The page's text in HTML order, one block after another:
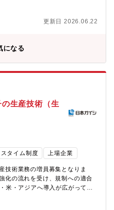
に分析し解決策を導き出す力が
が習得できます。3. コミュニケ
・統計的手法の活用データ解析
5. 迅速な対応力・判断力状況に
が養われます。<<入社後の教育
た研修メニューを通じて、着実
す。さらに、経験豊富な同僚と
知識やノウハウを直接学ぶこと
、あなたの成長をしっかりとサ
セージ>>私たちは、自分たちの
体が一丸となって高い市場品質
境が整っています。あなたの経
お待ちしています。
】■品質改善の推進■プロセスデ
の解析■検査レシピ管理等【配
浅間テクノ工場は、磁気センサ
て行っている拠点です。
向け薄膜磁気センサの開発、製
においては車載/医療/産機/ICT向
行っており、薄膜磁気センサ分
ます。同ビジネスグループは、
プロバイダのビジョンのもと、
電気自動車）等のe-mobilityに使
な磁気センサの研究開発、設
しています。その他にも、医療/
会貢献しています。中でも、同
ウェハーの技術を用いて、磁気
発・製造を担っています。【働
モート：業務状況に応じて柔軟
有り【本ポジションの魅力点】
は、世界No.1磁気センサソルー
と、最先端技術を用いた磁気セ
更新日 2026.06.22
になる
生産技術（生
タイム制度 上場企業
技術業務の増員募集となりま
化の流れを受け、規制への適合
米・アジアへ導入が広がってい
く、NOxセンサ市場において世